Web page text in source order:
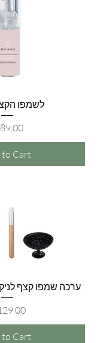
לשמפו
to Cart
ערכה שמפו קצף
to Cart